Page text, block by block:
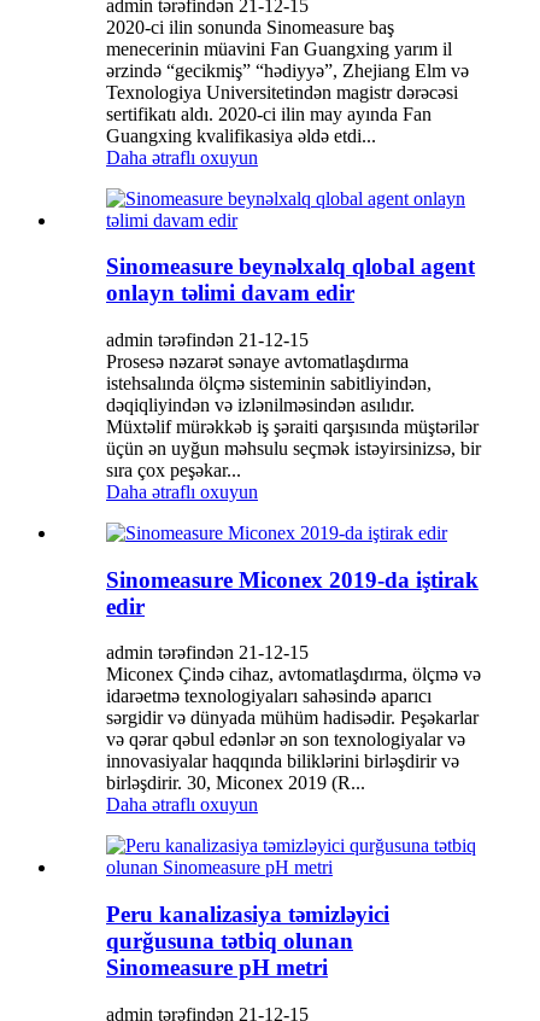
admin tərəfindən 21-12-15
2020-ci ilin sonunda Sinomeasure baş
menecerinin müavini Fan Guangxing yarım il
ərzində “gecikmiş” “hədiyyə”, Zhejiang Elm və
Texnologiya Universitetindən magistr dərəcəsi
sertifikatı aldı. 2020-ci ilin may ayında Fan
Guangxing kvalifikasiya əldə etdi...
Daha ətraflı oxuyun
Sinomeasure beynəlxalq qlobal agent
onlayn təlimi davam edir
admin tərəfindən 21-12-15
Prosesə nəzarət sənaye avtomatlaşdırma
istehsalında ölçmə sisteminin sabitliyindən,
dəqiqliyindən və izlənilməsindən asılıdır.
Müxtəlif mürəkkəb iş şəraiti qarşısında müştərilər
üçün ən uyğun məhsulu seçmək istəyirsinizsə, bir
sıra çox peşəkar...
Daha ətraflı oxuyun
Sinomeasure Miconex 2019-da iştirak
edir
admin tərəfindən 21-12-15
Miconex Çində cihaz, avtomatlaşdırma, ölçmə və
idarəetmə texnologiyaları sahəsində aparıcı
sərgidir və dünyada mühüm hadisədir. Peşəkarlar
və qərar qəbul edənlər ən son texnologiyalar və
innovasiyalar haqqında biliklərini birləşdirir və
birləşdirir. 30, Miconex 2019 (R...
Daha ətraflı oxuyun
Peru kanalizasiya təmizləyici
qurğusuna tətbiq olunan
Sinomeasure pH metri
admin tərəfindən 21-12-15